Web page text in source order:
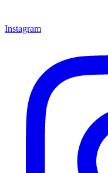
Instagram